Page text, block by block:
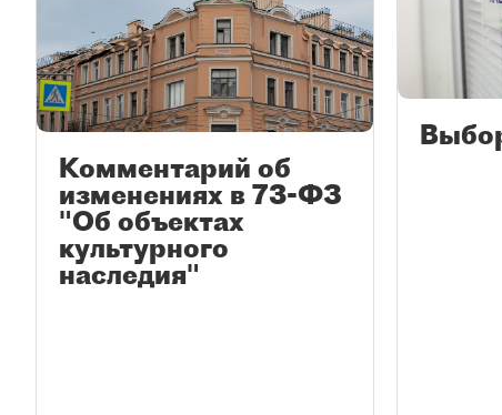
Комментарий об
изменениях в 73-ФЗ
"Об объектах
культурного
наследия"